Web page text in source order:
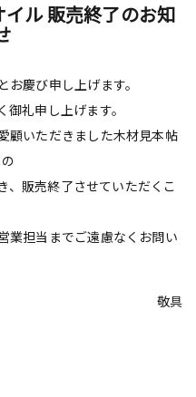
ル 販売終了のお知
慶び申し上げます。
礼申し上げます。
顧いただきました木材見本帖
販売終了させていただくこ
業担当までご遠慮なくお問い
敬具